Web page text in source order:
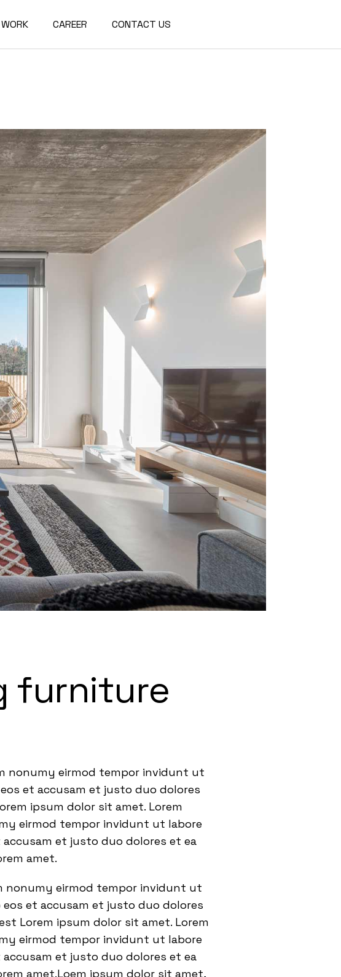
CAREER CONTACT US
furniture
nonumy eirmod tempor invidunt ut
et accusam et justo duo dolores
ipsum dolor sit amet. Lorem
eirmod tempor invidunt ut labore
et justo duo dolores et ea
amet.
nonumy eirmod tempor invidunt ut
et accusam et justo duo dolores
Lorem ipsum dolor sit amet. Lorem
eirmod tempor invidunt ut labore
et justo duo dolores et ea
amet.Loem ipsum dolor sit amet,